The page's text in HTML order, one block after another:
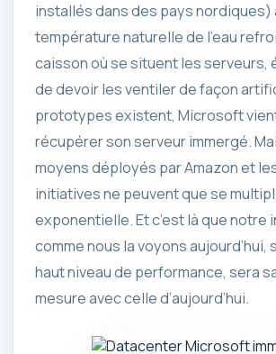
installés dans des pays nordiques)
température naturelle de l’eau
caisson où se situent les serveurs,
de devoir les ventiler de façon
prototypes existent, Microsoft
récupérer son serveur immergé.
moyens déployés par Amazon et
initiatives ne peuvent que se
exponentielle. Et c’est là que notre
comme nous la voyons aujourd’hui,
haut niveau de performance, sera
mesure avec celle d’aujourd’hui.